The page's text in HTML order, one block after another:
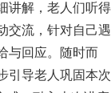
讲解，老人们听得
交流，针对自己遇
与回应。随时而
引导老人巩固本次